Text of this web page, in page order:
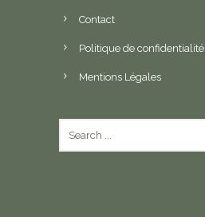
Contact
Politique de confidentialité
Mentions Légales